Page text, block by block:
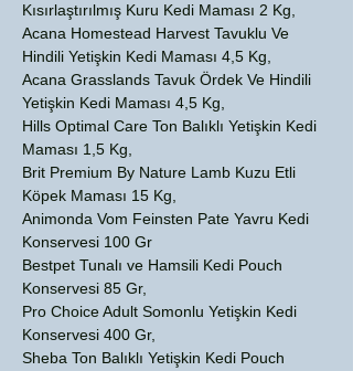
Kısırlaştırılmış Kuru Kedi Maması 2 Kg,
Acana Homestead Harvest Tavuklu Ve
Hindili Yetişkin Kedi Maması 4,5 Kg,
Acana Grasslands Tavuk Ördek Ve Hindili
Yetişkin Kedi Maması 4,5 Kg,
Hills Optimal Care Ton Balıklı Yetişkin Kedi
Maması 1,5 Kg,
Brit Premium By Nature Lamb Kuzu Etli
Köpek Maması 15 Kg,
Animonda Vom Feinsten Pate Yavru Kedi
Konservesi 100 Gr
Bestpet Tunalı ve Hamsili Kedi Pouch
Konservesi 85 Gr,
Pro Choice Adult Somonlu Yetişkin Kedi
Konservesi 400 Gr,
Sheba Ton Balıklı Yetişkin Kedi Pouch